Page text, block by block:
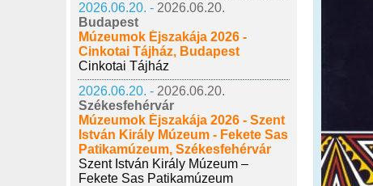
2026.06.20. - 2026.06.20.
Budapest
Múzeumok Éjszakája 2026 -
Cinkotai Tájház, Budapest
Cinkotai Tájház
2026.06.20. - 2026.06.20.
Székesfehérvár
Múzeumok Éjszakája 2026 - Szent
István Király Múzeum - Fekete Sas
Patikamúzeum, Székesfehérvár
Szent István Király Múzeum –
Fekete Sas Patikamúzeum